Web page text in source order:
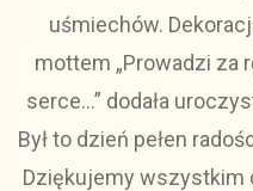
uśmiechów.
mottem „Prowadzi za
serce…” dodała
Był to dzień pełen
Dziękujemy wszystkim